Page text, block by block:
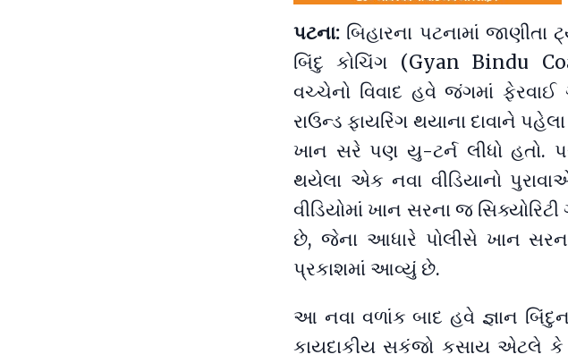
પટના: બિહારના પટનામાં
બિંદુ કોચિંગ (Gyan Bindu
વચ્ચેનો વિવાદ હવે જંગમાં
રાઉન્ડ ફાયરિંગ થયાના દાવાને
ખાન સરે પણ યુ-ટર્ન લીધો હતો.
થયેલા એક નવા વીડિયાનો
વીડિયોમાં ખાન સરના જ
છે, જેના આધારે પોલીસે ખાન સરના
પ્રકાશમાં આવ્યું છે.
આ નવા વળાંક બાદ હવે જ્ઞાન
કાયદાકીય સકંજો કસાય એટલે